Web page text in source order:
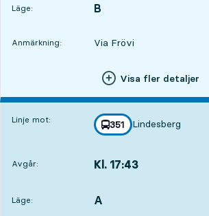
Läge:
LÄGE, B
,
Anmärkning: Via Frövi
Visa fler detaljer
Linje mot: linje
351
mot
Lindesberg
,
Avgår: Kl. 17:43
Läge:
LÄGE, A
,